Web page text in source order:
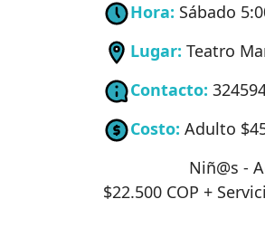
Hora: Sábado
Lugar: Teatro
Contacto:
Costo: Adulto
Niñ@s - Adulto
$22.500 COP +